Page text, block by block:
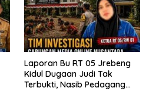
Laporan Bu RT 05 Jrebeng
Kidul Dugaan Judi Tak
Terbukti, Nasib Pedagang